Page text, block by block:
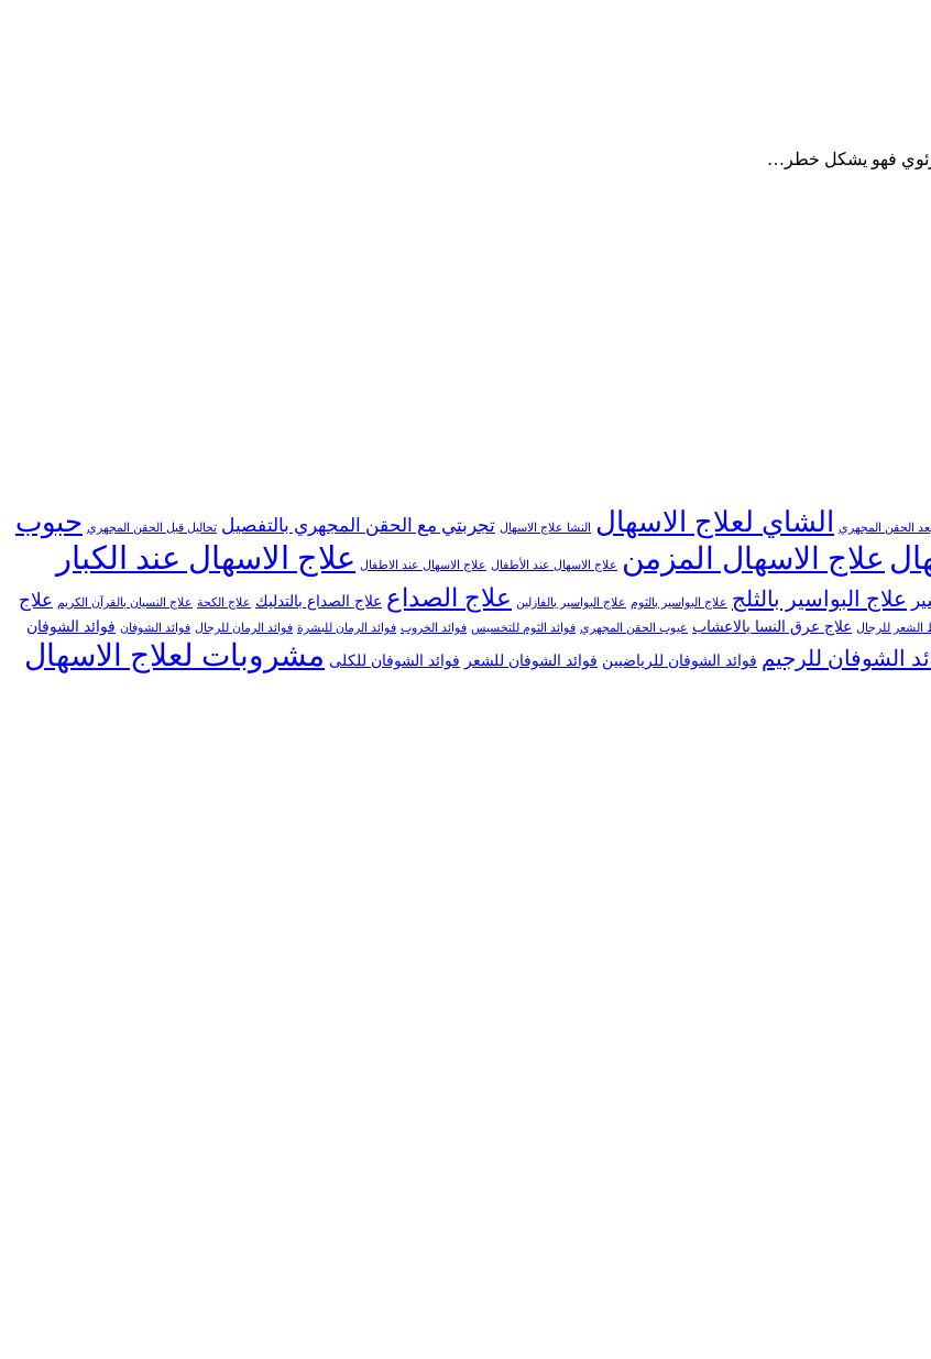
فهو يشكل خطر…
بعد الحقن المجهري الشاي لعلاج الاسهال النشا علاج الاسهال تجربتي مع الحقن المجهري بالتفصيل تحاليل قبل الحقن المجهري حبوب
علاج الاسهال المزمن علاج الاسهال عند الأطفال علاج الاسهال عند الاطفال علاج الاسهال عند الكبار
علاج البواسير بالثلج علاج البواسير بالثوم علاج البواسير بالفازلين علاج الصداع علاج الصداع بالتدليك علاج الكحة علاج النسيان بالقرآن الكريم علاج
الشعر للرجال علاج عرق النسا بالاعشاب عيوب الحقن المجهري فوائد الثوم للتخسيس فوائد الخروب فوائد الرمان للبشرة فوائد الرمان للرجال فوائد الشوفان فوائد الشوفان
الشوفان للرجيم فوائد الشوفان للرياضيين فوائد الشوفان للشعر فوائد الشوفان للكلى مشروبات لعلاج الاسهال